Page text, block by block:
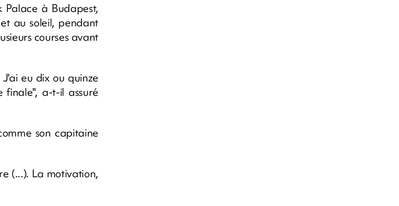
Palace à Budapest,
au soleil, pendant
courses avant
eu dix ou quinze
a-t-il assuré
son capitaine
(...). La motivation,